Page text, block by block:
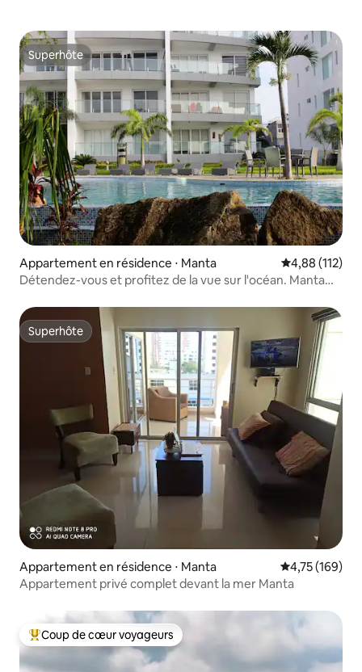
Superhôte
Superhôte
Appartement en résidence ⋅ Manta Évaluation
4,88 (112)
Détendez-vous et profitez de la vue sur l'océan. Manta
Superhôte
Superhôte
Appartement en résidence ⋅ Manta Évaluation
4,75 (169)
Appartement privé complet devant la mer Manta
Coups de cœur voyageurs les plus appréciés
Coup de cœur voyageurs